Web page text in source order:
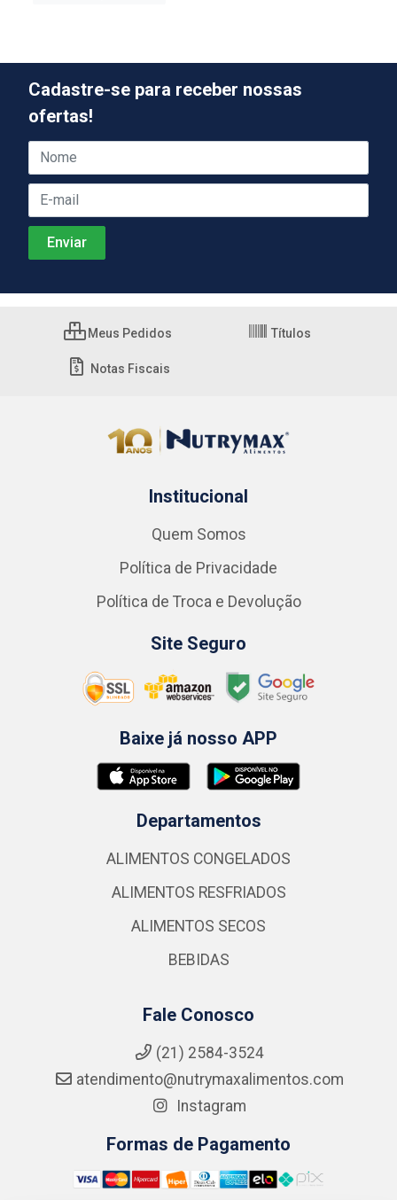
Cadastre-se para receber nossas
ofertas!
Meus Pedidos Títulos
Notas Fiscais
Institucional
Quem Somos
Política de Privacidade
Política de Troca e Devolução
Site Seguro
Baixe já nosso APP
Departamentos
ALIMENTOS CONGELADOS
ALIMENTOS RESFRIADOS
ALIMENTOS SECOS
BEBIDAS
Fale Conosco
(21) 2584-3524
atendimento@nutrymaxalimentos.com
Instagram
Formas de Pagamento